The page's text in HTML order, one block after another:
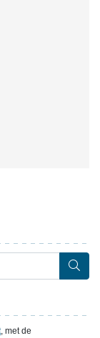
, met de